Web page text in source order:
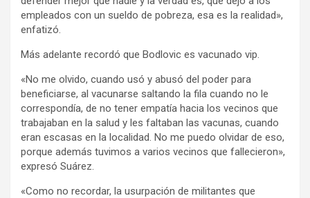
empleados con un sueldo de pobreza, esa es la realidad»,
enfatizó.
Más adelante recordó que Bodlovic es vacunado vip.
«No me olvido, cuando usó y abusó del poder para
beneficiarse, al vacunarse saltando la fila cuando no le
correspondía, de no tener empatía hacia los vecinos que
trabajaban en la salud y les faltaban las vacunas, cuando
eran escasas en la localidad. No me puedo olvidar de eso,
porque además tuvimos a varios vecinos que fallecieron»,
expresó Suárez.
«Como no recordar, la usurpación de militantes que